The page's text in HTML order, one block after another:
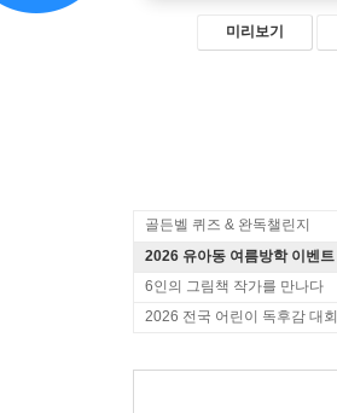
미리보기
골든벨 퀴즈 & 완독챌린지
2026 유아동 여름방학 이벤트
6인의 그림책 작가를 만나다
2026 전국 어린이 독후감 대회